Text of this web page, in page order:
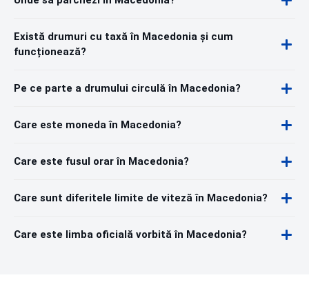
Există drumuri cu taxă în Macedonia și cum
funcționează?
Pe ce parte a drumului circulă în Macedonia?
Care este moneda în Macedonia?
Care este fusul orar în Macedonia?
Care sunt diferitele limite de viteză în Macedonia?
Care este limba oficială vorbită în Macedonia?